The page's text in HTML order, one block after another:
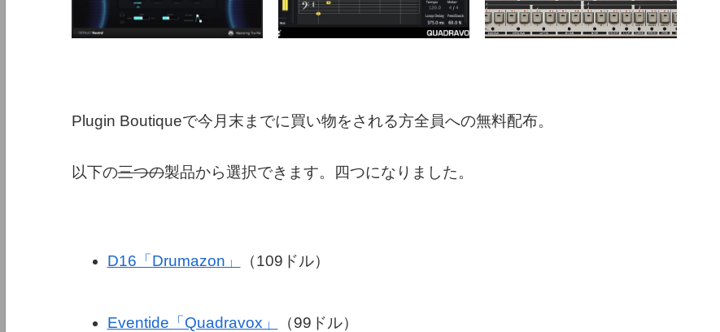
Plugin Boutiqueで今月末までに買い物をされる方全員への無料配布。
以下の三つの製品から選択できます。四つになりました。
D16「Drumazon」 （109ドル）
Eventide「Quadravox」 （99ドル）